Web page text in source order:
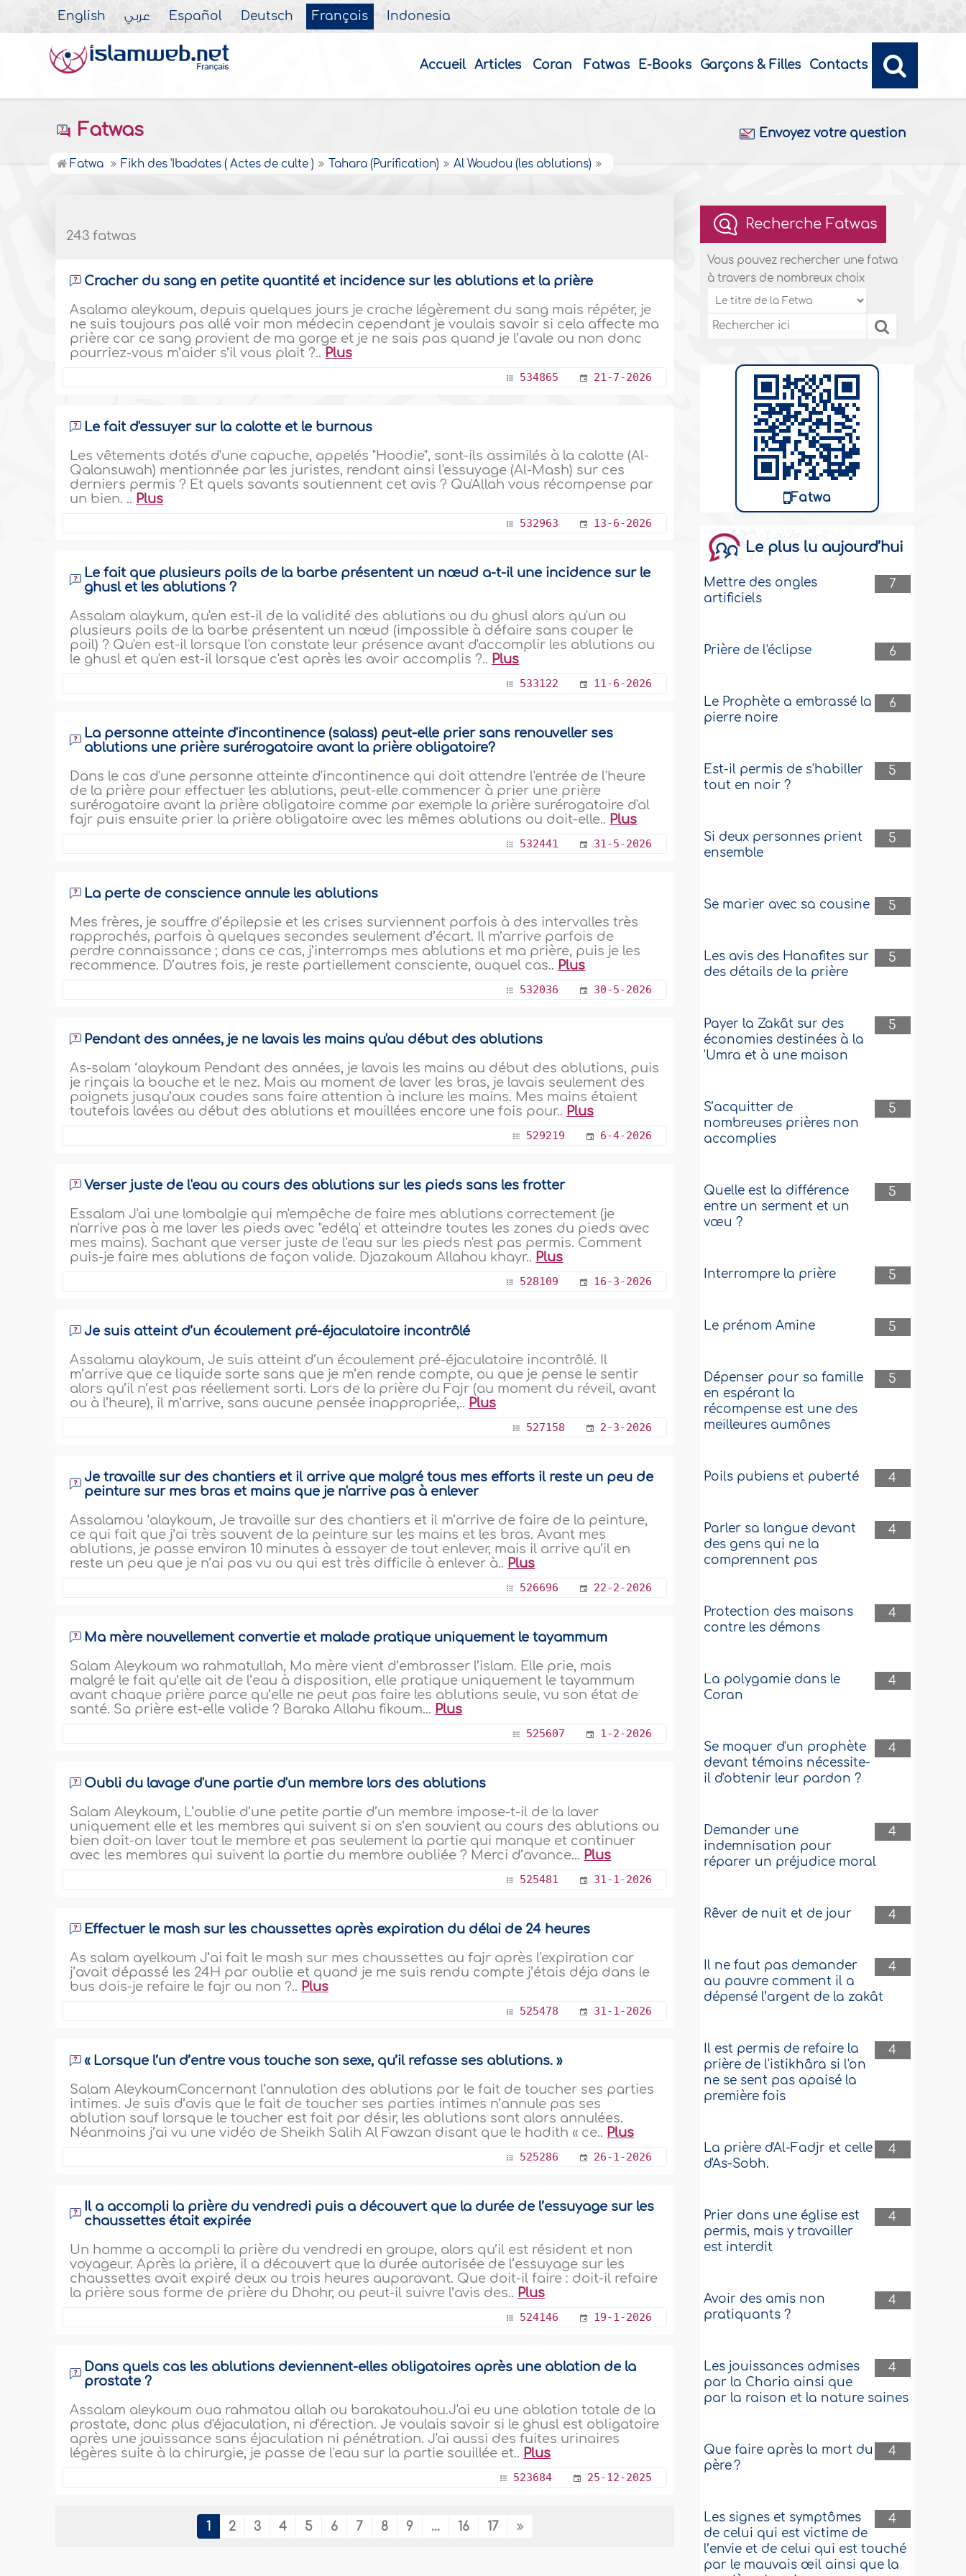
English عربي Español Deutsch Français Indonesia
Accueil Articles Coran Fatwas E-Books Garçons & Filles Contacts
Fatwas Envoyez votre question
Fatwa Fikh des 'Ibadates ( Actes de culte ) Tahara (Purification) Al Woudou (les ablutions)
243 fatwas
Cracher du sang en petite quantité et incidence sur les ablutions et la prière
Asalamo aleykoum, depuis quelques jours je crache légèrement du sang mais répéter, je
ne suis toujours pas allé voir mon médecin cependant je voulais savoir si cela affecte ma
prière car ce sang provient de ma gorge et je ne sais pas quand je l’avale ou non donc
pourriez-vous m’aider s’il vous plait ?.. Plus
534865 21-7-2026
Le fait d'essuyer sur la calotte et le burnous
Les vêtements dotés d'une capuche, appelés "Hoodie", sont-ils assimilés à la calotte (Al-
Qalansuwah) mentionnée par les juristes, rendant ainsi l'essuyage (Al-Mash) sur ces
derniers permis ? Et quels savants soutiennent cet avis ? Qu'Allah vous récompense par
un bien. .. Plus
532963 13-6-2026
Le fait que plusieurs poils de la barbe présentent un nœud a-t-il une incidence sur le
ghusl et les ablutions ?
Assalam alaykum, qu'en est-il de la validité des ablutions ou du ghusl alors qu'un ou
plusieurs poils de la barbe présentent un nœud (impossible à défaire sans couper le
poil) ? Qu'en est-il lorsque l'on constate leur présence avant d'accomplir les ablutions ou
le ghusl et qu'en est-il lorsque c'est après les avoir accomplis ?.. Plus
533122 11-6-2026
La personne atteinte d'incontinence (salass) peut-elle prier sans renouveller ses
ablutions une prière surérogatoire avant la prière obligatoire?
Dans le cas d'une personne atteinte d'incontinence qui doit attendre l'entrée de l'heure
de la prière pour effectuer les ablutions, peut-elle commencer à prier une prière
surérogatoire avant la prière obligatoire comme par exemple la prière surérogatoire d'al
fajr puis ensuite prier la prière obligatoire avec les mêmes ablutions ou doit-elle.. Plus
532441 31-5-2026
La perte de conscience annule les ablutions
Mes frères, je souffre d’épilepsie et les crises surviennent parfois à des intervalles très
rapprochés, parfois à quelques secondes seulement d’écart. Il m’arrive parfois de
perdre connaissance ; dans ce cas, j’interromps mes ablutions et ma prière, puis je les
recommence. D’autres fois, je reste partiellement consciente, auquel cas.. Plus
532036 30-5-2026
Pendant des années, je ne lavais les mains qu'au début des ablutions
As-salam ‘alaykoum Pendant des années, je lavais les mains au début des ablutions, puis
je rinçais la bouche et le nez. Mais au moment de laver les bras, je lavais seulement des
poignets jusqu’aux coudes sans faire attention à inclure les mains. Mes mains étaient
toutefois lavées au début des ablutions et mouillées encore une fois pour.. Plus
529219 6-4-2026
Verser juste de l'eau au cours des ablutions sur les pieds sans les frotter
Essalam J'ai une lombalgie qui m'empêche de faire mes ablutions correctement (je
n'arrive pas à me laver les pieds avec "edélq' et atteindre toutes les zones du pieds avec
mes mains). Sachant que verser juste de l'eau sur les pieds n'est pas permis. Comment
puis-je faire mes ablutions de façon valide. Djazakoum Allahou khayr.. Plus
528109 16-3-2026
Je suis atteint d’un écoulement pré-éjaculatoire incontrôlé
Assalamu alaykoum, Je suis atteint d’un écoulement pré-éjaculatoire incontrôlé. Il
m’arrive que ce liquide sorte sans que je m’en rende compte, ou que je pense le sentir
alors qu’il n’est pas réellement sorti. Lors de la prière du Fajr (au moment du réveil, avant
ou à l’heure), il m’arrive, sans aucune pensée inappropriée,.. Plus
527158 2-3-2026
Je travaille sur des chantiers et il arrive que malgré tous mes efforts il reste un peu de
peinture sur mes bras et mains que je n'arrive pas à enlever
Assalamou ‘alaykoum, Je travaille sur des chantiers et il m’arrive de faire de la peinture,
ce qui fait que j’ai très souvent de la peinture sur les mains et les bras. Avant mes
ablutions, je passe environ 10 minutes à essayer de tout enlever, mais il arrive qu’il en
reste un peu que je n’ai pas vu ou qui est très difficile à enlever à.. Plus
526696 22-2-2026
Ma mère nouvellement convertie et malade pratique uniquement le tayammum
Salam Aleykoum wa rahmatullah, Ma mère vient d’embrasser l’islam. Elle prie, mais
malgré le fait qu’elle ait de l’eau à disposition, elle pratique uniquement le tayammum
avant chaque prière parce qu’elle ne peut pas faire les ablutions seule, vu son état de
santé. Sa prière est-elle valide ? Baraka Allahu fikoum... Plus
525607 1-2-2026
Oubli du lavage d'une partie d'un membre lors des ablutions
Salam Aleykoum, L’oublie d’une petite partie d’un membre impose-t-il de la laver
uniquement elle et les membres qui suivent si on s’en souvient au cours des ablutions ou
bien doit-on laver tout le membre et pas seulement la partie qui manque et continuer
avec les membres qui suivent la partie du membre oubliée ? Merci d’avance... Plus
525481 31-1-2026
Effectuer le mash sur les chaussettes après expiration du délai de 24 heures
As salam ayelkoum J’ai fait le mash sur mes chaussettes au fajr après l'expiration car
j’avait dépassé les 24H par oublie et quand je me suis rendu compte j’étais déja dans le
bus dois-je refaire le fajr ou non ?.. Plus
525478 31-1-2026
« Lorsque l’un d’entre vous touche son sexe, qu’il refasse ses ablutions. »
Salam AleykoumConcernant l’annulation des ablutions par le fait de toucher ses parties
intimes. Je suis d’avis que le fait de toucher ses parties intimes n’annule pas ses
ablution sauf lorsque le toucher est fait par désir, les ablutions sont alors annulées.
Néanmoins j’ai vu une vidéo de Sheikh Salih Al Fawzan disant que le hadith « ce.. Plus
525286 26-1-2026
Il a accompli la prière du vendredi puis a découvert que la durée de l’essuyage sur les
chaussettes était expirée
Un homme a accompli la prière du vendredi en groupe, alors qu’il est résident et non
voyageur. Après la prière, il a découvert que la durée autorisée de l’essuyage sur les
chaussettes avait expiré deux ou trois heures auparavant. Que doit-il faire : doit-il refaire
la prière sous forme de prière du Dhohr, ou peut-il suivre l’avis des.. Plus
524146 19-1-2026
Dans quels cas les ablutions deviennent-elles obligatoires après une ablation de la
prostate ?
Assalam aleykoum oua rahmatou allah ou barakatouhou.J'ai eu une ablation totale de la
prostate, donc plus d'éjaculation, ni d'érection. Je voulais savoir si le ghusl est obligatoire
après une jouissance sans éjaculation ni pénétration. J'ai aussi des fuites urinaires
légères suite à la chirurgie, je passe de l'eau sur la partie souillée et.. Plus
523684 25-12-2025
1 2 3 4 5 6 7 8 9 ... 16 17
Recherche Fatwas
Vous pouvez rechercher une fatwa
à travers de nombreux choix
Fatwa
Le plus lu aujourd’hui
7
Mettre des ongles
artificiels
6
Prière de l'éclipse
6
Le Prophète a embrassé la
pierre noire
5
Est-il permis de s'habiller
tout en noir ?
5
Si deux personnes prient
ensemble
5
Se marier avec sa cousine
5
Les avis des Hanafites sur
des détails de la prière
5
Payer la Zakât sur des
économies destinées à la
'Umra et à une maison
5
S’acquitter de
nombreuses prières non
accomplies
5
Quelle est la différence
entre un serment et un
vœu ?
5
Interrompre la prière
5
Le prénom Amine
5
Dépenser pour sa famille
en espérant la
récompense est une des
meilleures aumônes
4
Poils pubiens et puberté
4
Parler sa langue devant
des gens qui ne la
comprennent pas
4
Protection des maisons
contre les démons
4
La polygamie dans le
Coran
4
Se moquer d'un prophète
devant témoins nécessite-
il d'obtenir leur pardon ?
4
Demander une
indemnisation pour
réparer un préjudice moral
4
Rêver de nuit et de jour
4
Il ne faut pas demander
au pauvre comment il a
dépensé l’argent de la zakât
4
Il est permis de refaire la
prière de l'istikhâra si l'on
ne se sent pas apaisé la
première fois
4
La prière d'Al-Fadjr et celle
d'As-Sobh.
4
Prier dans une église est
permis, mais y travailler
est interdit
4
Avoir des amis non
pratiquants ?
4
Les jouissances admises
par la Charia ainsi que
par la raison et la nature saines
4
Que faire après la mort du
père ?
4
Les signes et symptômes
de celui qui est victime de
l’envie et de celui qui est touché
par le mauvais œil ainsi que la